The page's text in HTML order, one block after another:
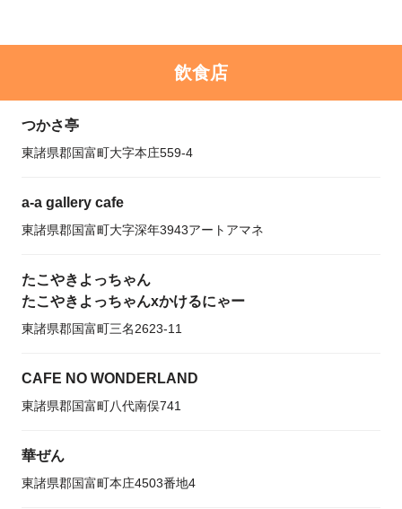
飲食店
つかさ亭
東諸県郡国富町大字本庄559-4
a-a gallery cafe
東諸県郡国富町大字深年3943アートアマネ
たこやきよっちゃん
たこやきよっちゃんxかけるにゃー
東諸県郡国富町三名2623-11
CAFE NO WONDERLAND
東諸県郡国富町八代南俣741
華ぜん
東諸県郡国富町本庄4503番地4